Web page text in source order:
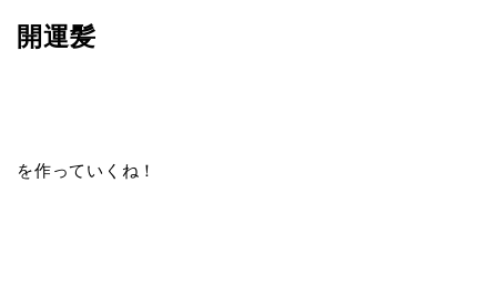
開運髪
を作っていくね！